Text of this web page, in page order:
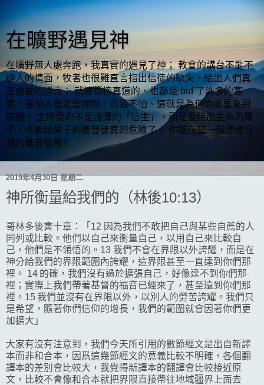
在曠野遇見神
在曠野無人處奔跑，我真實的遇見了神； 教會的講台不能不
顧人的情面，牧者也很難直言指出信徒的缺失、給出人們真
正需要的諍言； 就連標榜真道的、也都是 buf 了許多的客
氣，害怕人會走會掉粉，而我不怕、這就是為何你需要來到
這裡。 主所要的不是淺薄的「信主」，而是要結出生命的果
子，不能結果子的基督徒真的危險了！ 你還在當一個僅僅得
救的基督徒嗎?
2019年4月30日 星期二
神所衡量給我們的（林後10:13）
哥林多後書十章：「12 因為我們不敢把自己與某些自薦的人
同列或比較。他們以自己來衡量自己，以用自己來比較自
己，他們是不領悟的。13 我們不會在界限以外誇耀，而是在
神分給我們的界限範圍內誇耀，這界限甚至一直達到你們那
裡。 14 的確，我們沒有過於擴張自己，好像達不到你們那
裡；實際上我們帶著基督的福音已經來了，甚至遠到你們那
裡。15 我們並沒有在界限以外，以別人的勞苦誇耀。我們只
是希望，隨著你們信仰的增長，我們的範圍就會因著你們更
加擴大」
大家有沒有注意到，我們今天所引用的數節經文是出自新譯
本而非和合本，因爲這幾節經文的意義比較不明確，各個翻
譯本的差別會比較大，我覺得新譯本的翻譯會比較接近原
文，比較不會像和合本就把界限直接帶往地域疆界上面去